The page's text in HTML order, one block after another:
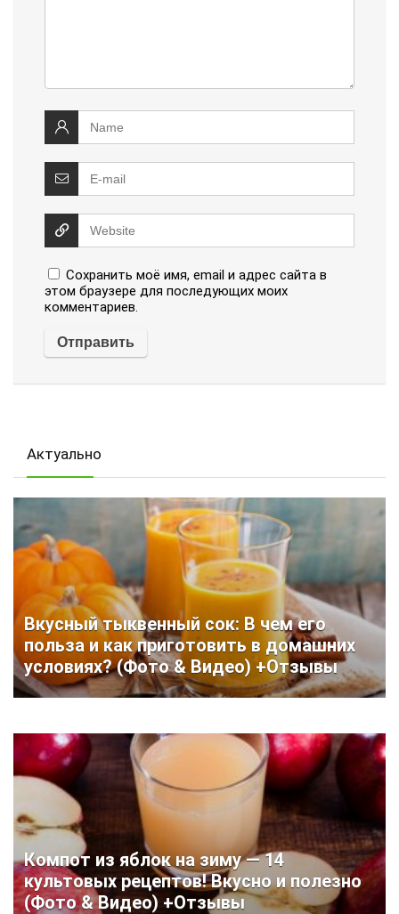
Сохранить моё имя, email и адрес сайта в
этом браузере для последующих моих
комментариев.
Актуально
Вкусный тыквенный сок: В чем его
польза и как приготовить в домашних
условиях? (Фото & Видео) +Отзывы
Компот из яблок на зиму — 14
культовых рецептов! Вкусно и полезно
(Фото & Видео) +Отзывы